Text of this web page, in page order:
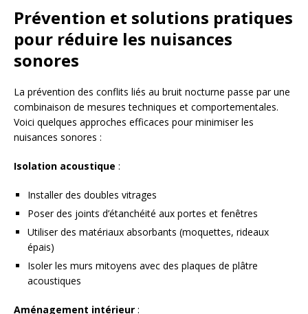
Prévention et solutions pratiques
pour réduire les nuisances
sonores
La prévention des conflits liés au bruit nocturne passe par une
combinaison de mesures techniques et comportementales.
Voici quelques approches efficaces pour minimiser les
nuisances sonores :
Isolation acoustique :
Installer des doubles vitrages
Poser des joints d’étanchéité aux portes et fenêtres
Utiliser des matériaux absorbants (moquettes, rideaux
épais)
Isoler les murs mitoyens avec des plaques de plâtre
acoustiques
Aménagement intérieur :